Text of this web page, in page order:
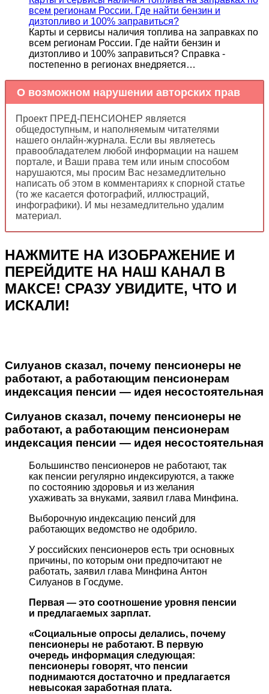
всем регионам России. Где найти бензин и
дизтопливо и 100% заправиться?
Карты и сервисы наличия топлива на заправках по
всем регионам России. Где найти бензин и
дизтопливо и 100% заправиться? Справка -
постепенно в регионах внедряется…
О возможном нарушении авторских прав
Проект ПРЕД-ПЕНСИОНЕР является
общедоступным, и наполняемым читателями
нашего онлайн-журнала. Если вы являетесь
правообладателем любой информации на нашем
портале, и Ваши права тем или иным способом
нарушаются, мы просим Вас незамедлительно
написать об этом в комментариях к спорной статье
(то же касается фотографий, иллюстраций,
инфографики). И мы незамедлительно удалим
материал.
НАЖМИТЕ НА ИЗОБРАЖЕНИЕ И
ПЕРЕЙДИТЕ НА НАШ КАНАЛ В
МАКСЕ! СРАЗУ УВИДИТЕ, ЧТО И
ИСКАЛИ!
Силуанов сказал, почему пенсионеры не
работают, а работающим пенсионерам
индексация пенсии — идея несостоятельная
Силуанов сказал, почему пенсионеры не
работают, а работающим пенсионерам
индексация пенсии — идея несостоятельная
Большинство пенсионеров не работают, так
как пенсии регулярно индексируются, а также
по состоянию здоровья и из желания
ухаживать за внуками, заявил глава Минфина.
Выборочную индексацию пенсий для
работающих ведомство не одобрило.
У российских пенсионеров есть три основных
причины, по которым они предпочитают не
работать, заявил глава Минфина Антон
Силуанов в Госдуме.
Первая — это соотношение уровня пенсии
и предлагаемых зарплат.
«Социальные опросы делались, почему
пенсионеры не работают. В первую
очередь информация следующая:
пенсионеры говорят, что пенсии
поднимаются достаточно и предлагается
невысокая заработная плата.